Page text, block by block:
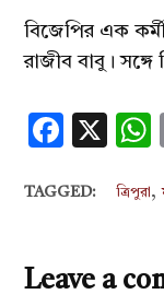
বিজেপির এক
রাজীব বাবু। সঙ্গে
X
TAGGED: ত্রিপুরা ,
Leave a